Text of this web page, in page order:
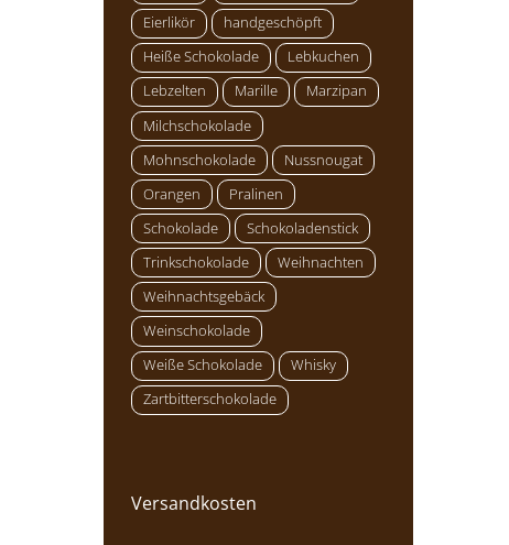
Eierlikör
handgeschöpft
Heiße Schokolade
Lebkuchen
Lebzelten
Marille
Marzipan
Milchschokolade
Mohnschokolade
Nussnougat
Orangen
Pralinen
Schokolade
Schokoladenstick
Trinkschokolade
Weihnachten
Weihnachtsgebäck
Weinschokolade
Weiße Schokolade
Whisky
Zartbitterschokolade
Versandkosten